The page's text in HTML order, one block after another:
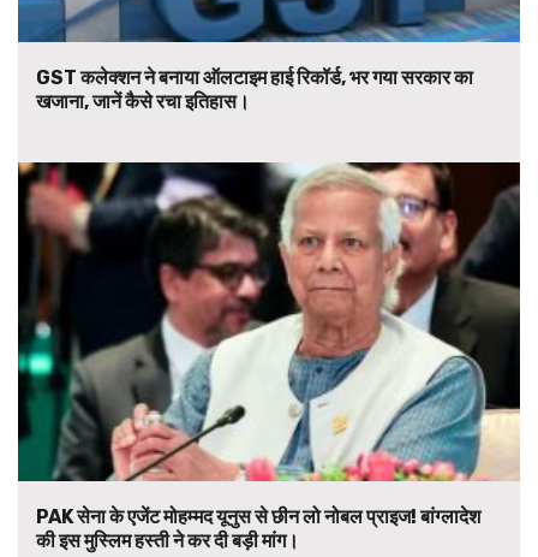
GST कलेक्शन ने बनाया ऑलटाइम हाई रिकॉर्ड, भर गया सरकार का
खजाना, जानें कैसे रचा इतिहास।
PAK सेना के एजेंट मोहम्मद यूनुस से छीन लो नोबल प्राइज! बांग्लादेश
की इस मुस्लिम हस्ती ने कर दी बड़ी मांग।